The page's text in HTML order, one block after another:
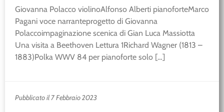
Giovanna Polacco violinoAlfonso Alberti pianoforteMarco
Pagani voce narranteprogetto di Giovanna
Polaccoimpaginazione scenica di Gian Luca Massiotta
Una visita a Beethoven Lettura 1Richard Wagner (1813 –
1883)Polka WWV 84 per pianoforte solo […]
Pubblicato il 7 Febbraio 2023